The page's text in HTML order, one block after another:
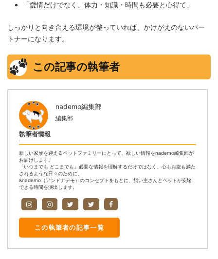
「愛情だけでなく、体力・知識・時間も必要と心得て」
しっかりと向き合える環境が整っていれば、かけがえのないパー
トナーになります。
この記事の執筆者
執筆者情報
nademo編集部
編集部
新しい家族を迎えるペットファミリーにとって、欲しい情報をnademo編集部が
お届けします。
「いつまでも どこまでも」必要な情報を理解するだけではなく、心もお腹も満た
されるような日々のために。
&nademo（アンドナデモ）のコンセプトをもとに、飼い主さんとペットが安堵
できる時間を演出します。
この執筆者の記事一覧